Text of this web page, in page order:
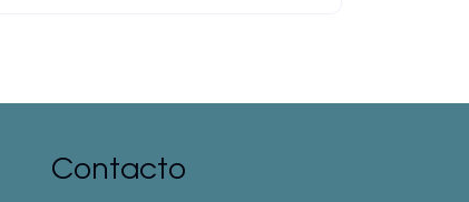
Contacto